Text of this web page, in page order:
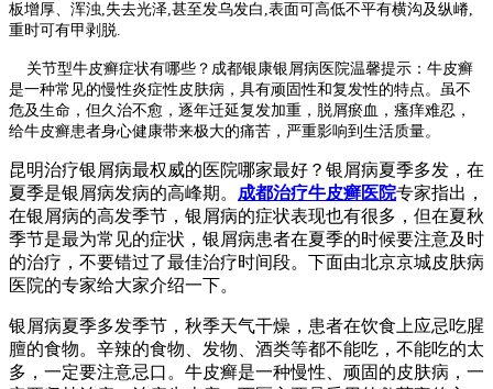
板增厚、浑浊,失去光泽,甚至发乌发白,表面可高低不平有横沟及纵嵴,
重时可有甲剥脱.
关节型牛皮癣症状有哪些？成都银康银屑病医院温馨提示：牛皮癣
是一种常见的慢性炎症性皮肤病，具有顽固性和复发性的特点。虽不
危及生命，但久治不愈，逐年迁延复发加重，脱屑瘀血，瘙痒难忍，
给牛皮癣患者身心健康带来极大的痛苦，严重影响到生活质量。
昆明治疗银屑病最权威的医院哪家最好？银屑病夏季多发，在
夏季是银屑病发病的高峰期。 成都治疗牛皮癣医院专家指出，
在银屑病的高发季节，银屑病的症状表现也有很多，但在夏秋
季节是最为常见的症状，银屑病患者在夏季的时候要注意及时
的治疗，不要错过了最佳治疗时间段。下面由北京京城皮肤病
医院的专家给大家介绍一下。
银屑病夏季多发季节，秋季天气干燥，患者在饮食上应忌吃腥
膻的食物。辛辣的食物、发物、酒类等都不能吃，不能吃的太
多，一定要注意忌口。牛皮癣是一种慢性、顽固的皮肤病，一